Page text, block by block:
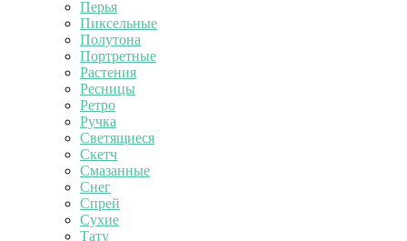
Перья
Пиксельные
Полутона
Портретные
Растения
Ресницы
Ретро
Ручка
Светящиеся
Скетч
Смазанные
Снег
Спрей
Сухие
Тату